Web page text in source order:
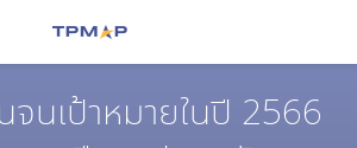
นเป้าหมายในปี 2566